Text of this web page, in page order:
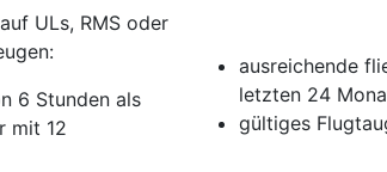
ULs, RMS oder
6 Stunden als
mit 12
ausreichende
letzten 24
gültiges